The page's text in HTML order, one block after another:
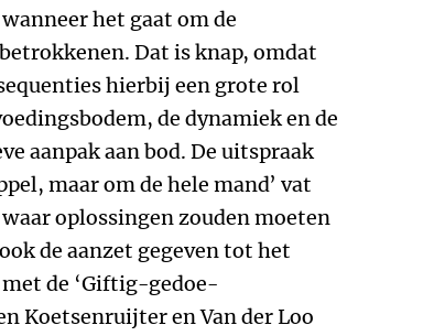
het gaat om de
Dat is knap, omdat
hierbij een grote rol
de dynamiek en de
aanpak aan bod. De uitspraak
maar om de hele mand’ vat
oplossingen zouden moeten
de aanzet gegeven tot het
de ‘Giftig-gedoe-
Koetsenruijter en Van der Loo